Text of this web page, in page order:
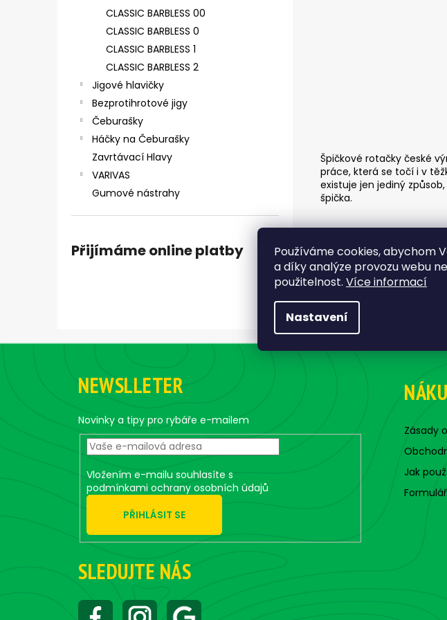
Používáme cookies, abychom
a díky analýze provozu webu
použitelnost. Více informací
Nastavení
CLASSIC BARBLESS 00
CLASSIC BARBLESS 0
CLASSIC BARBLESS 1
CLASSIC BARBLESS 2
Jigové hlavičky
Bezprotihrotové jigy
Čeburašky
Háčky na Čeburašky
Zavrtávací Hlavy
VARIVAS
Gumové nástrahy
Přijímáme online platby
Špičkové rotačky české
práce, která se točí i v
existuje jen jediný
špička.
ČIHÁTKO POD PRUT - 30 MM
Z
NEWSLLETER
Novinky a tipy pro rybáře e-mailem
Vložením e-mailu souhlasíte s
podmínkami ochrany osobních údajů
PŘIHLÁSIT SE
SLEDUJTE NÁS
Zásady
Jak